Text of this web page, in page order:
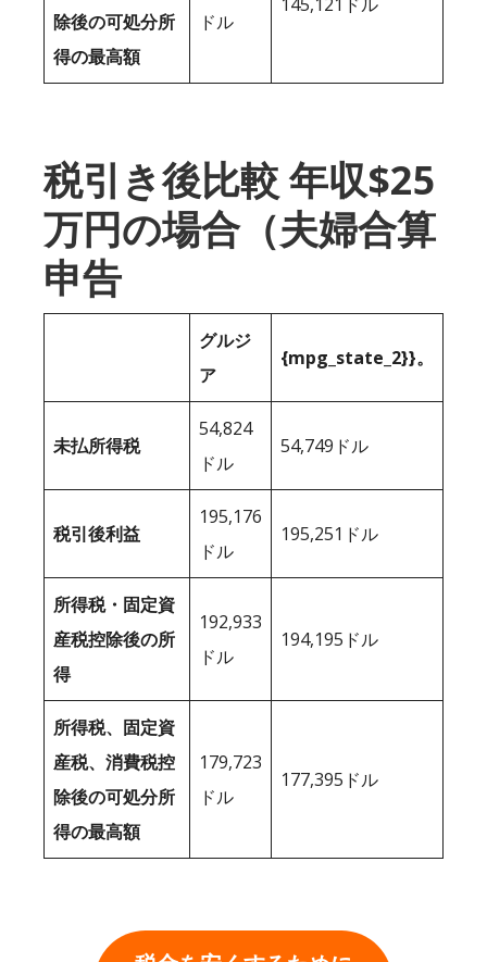
除後の可処分所
得の最高額
ドル
税引き後比較 年収$25
万円の場合（夫婦合算
申告
グルジ
ア
{mpg_state_2}}。
未払所得税
54,824
ドル
54,749ドル
税引後利益
195,176
ドル
195,251ドル
所得税・固定資
産税控除後の所
得
192,933
ドル
194,195ドル
所得税、固定資
産税、消費税控
除後の可処分所
得の最高額
179,723
ドル
177,395ドル